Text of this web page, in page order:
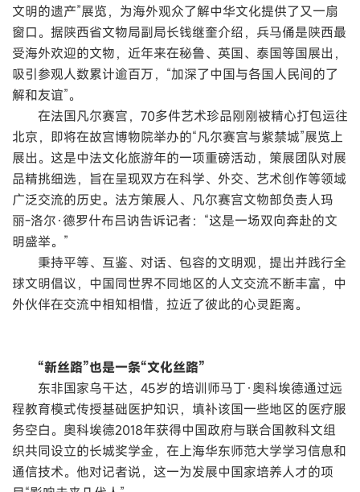
文明的遗产”展览，为海外观众了解中华文化提供了又一扇
窗口。据陕西省文物局副局长钱继奎介绍，兵马俑是陕西最
受海外欢迎的文物，近年来在秘鲁、英国、泰国等国展出，
吸引参观人数累计逾百万，“加深了中国与各国人民间的了
解和友谊”。
在法国凡尔赛宫，70多件艺术珍品刚刚被精心打包运往
北京，即将在故宫博物院举办的“凡尔赛宫与紫禁城”展览上
展出。这是中法文化旅游年的一项重磅活动，策展团队对展
品精挑细选，旨在呈现双方在科学、外交、艺术创作等领域
广泛交流的历史。法方策展人、凡尔赛宫文物部负责人玛
丽-洛尔·德罗什布吕讷告诉记者：“这是一场双向奔赴的文
明盛举。”
秉持平等、互鉴、对话、包容的文明观，提出并践行全
球文明倡议，中国同世界不同地区的人文交流不断丰富，中
外伙伴在交流中相知相惜，拉近了彼此的心灵距离。
“新丝路”也是一条“文化丝路”
东非国家乌干达，45岁的培训师马丁·奥科埃德通过远
程教育模式传授基础医护知识，填补该国一些地区的医疗服
务空白。奥科埃德2018年获得中国政府与联合国教科文组
织共同设立的长城奖学金，在上海华东师范大学学习信息和
通信技术。他对记者说，这一为发展中国家培养人才的项